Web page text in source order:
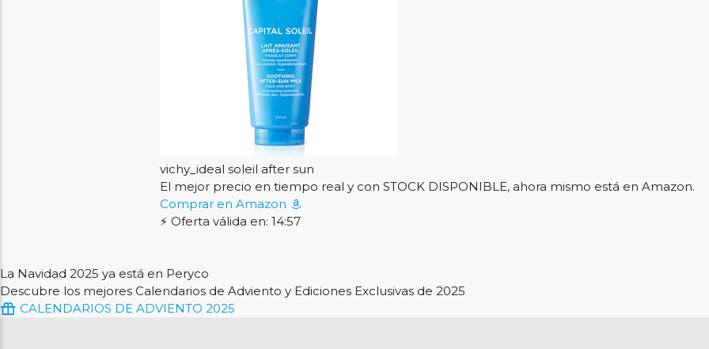
vichy_ideal soleil after sun
El mejor precio en tiempo real y con STOCK DISPONIBLE, ahora mismo está en Amazon.
Comprar en Amazon
⚡ Oferta válida en: 14:56
La Navidad 2025 ya está en Peryco
Descubre los mejores Calendarios de Adviento y Ediciones Exclusivas de 2025
CALENDARIOS DE ADVIENTO 2025